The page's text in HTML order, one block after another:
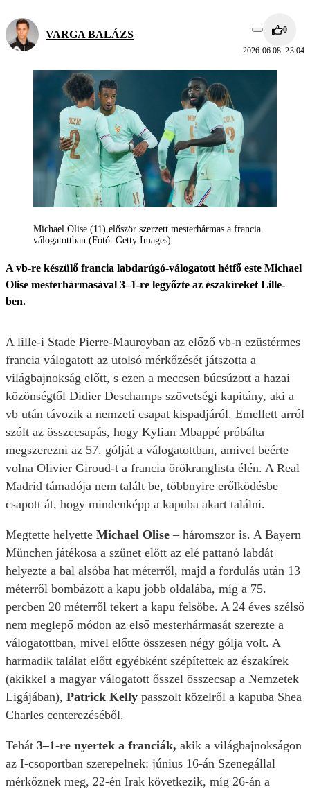
VARGA BALÁZS 0
2026.06.08. 23:04
Michael Olise (11) először szerzett mesterhármas a francia
válogatottban (Fotó: Getty Images)
A vb-re készülő francia labdarúgó-válogatott hétfő este Michael
Olise mesterhármasával 3–1-re legyőzte az északíreket Lille-
ben.
A lille-i Stade Pierre-Mauroyban az előző vb-n ezüstérmes
francia válogatott az utolsó mérkőzését játszotta a
világbajnokság előtt, s ezen a meccsen búcsúzott a hazai
közönségtől Didier Deschamps szövetségi kapitány, aki a
vb után távozik a nemzeti csapat kispadjáról. Emellett arról
szólt az összecsapás, hogy Kylian Mbappé próbálta
megszerezni az 57. gólját a válogatottban, amivel beérte
volna Olivier Giroud-t a francia örökranglista élén. A Real
Madrid támadója nem talált be, többnyire erőlködésbe
csapott át, hogy mindenképp a kapuba akart találni.
Megtette helyette Michael Olise – háromszor is. A Bayern
München játékosa a szünet előtt az elé pattanó labdát
helyezte a bal alsóba hat méterről, majd a fordulás után 13
méterről bombázott a kapu jobb oldalába, míg a 75.
percben 20 méterről tekert a kapu felsőbe. A 24 éves szélső
nem meglepő módon az első mesterhármasát szerezte a
válogatottban, mivel előtte összesen négy gólja volt. A
harmadik találat előtt egyébként szépítettek az északírek
(akikkel a magyar válogatott ősszel összecsap a Nemzetek
Ligájában), Patrick Kelly passzolt közelről a kapuba Shea
Charles centerezéséből.
Tehát 3–1-re nyertek a franciák, akik a világbajnokságon
az I-csoportban szerepelnek: június 16-án Szenegállal
mérkőznek meg, 22-én Irak következik, míg 26-án a